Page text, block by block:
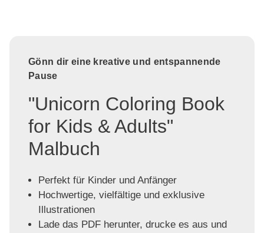
Gönn dir eine kreative und entspannende
Pause
"Unicorn Coloring Book
for Kids & Adults"
Malbuch
Perfekt für Kinder und Anfänger
Hochwertige, vielfältige und exklusive
Illustrationen
Lade das PDF herunter, drucke es aus und